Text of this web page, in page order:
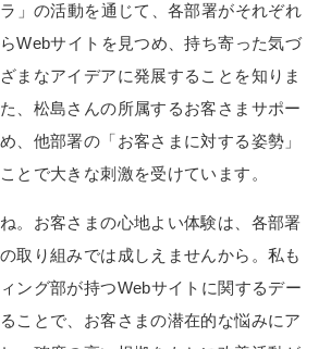
ラ」の活動を通じて、各部署がそれぞれ
Webサイトを見つめ、持ち寄った気づ
まなアイデアに発展することを知りま
、松島さんの所属するお客さまサポー
、他部署の「お客さまに対する姿勢」
とで大きな刺激を受けています。
。お客さまの心地よい体験は、各部署
取り組みでは成しえませんから。私も
ング部が持つWebサイトに関するデー
ことで、お客さまの潜在的な悩みにア